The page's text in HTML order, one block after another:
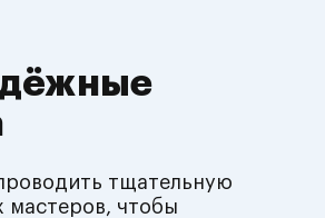
тщательную
мастеров, чтобы